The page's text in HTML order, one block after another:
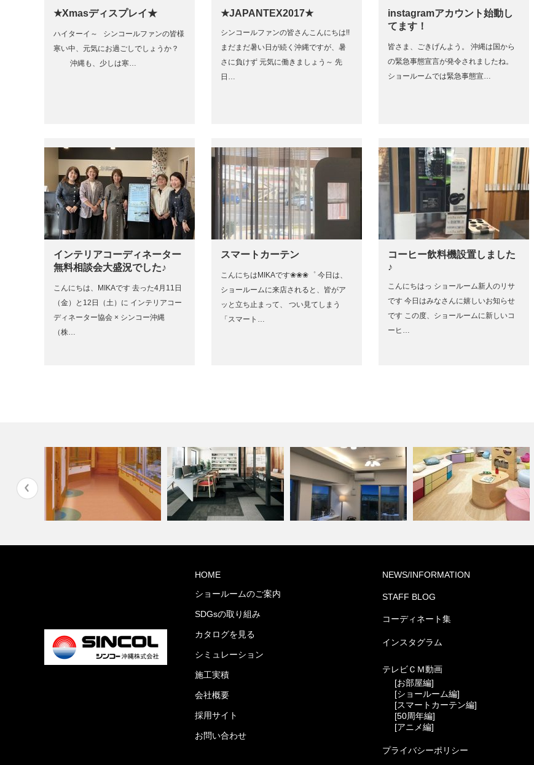
★Xmasディスプレイ★
ハイターイ～ シンコールファンの皆様
寒い中、元気にお過ごしでしょうか？
沖縄も、少しは寒…
★JAPANTEX2017★
シンコールファンの皆さんこんにちは!!
まだまだ暑い日が続く沖縄ですが、暑
さに負けず 元気に働きましょう～ 先
日…
instagramアカウント始動し
てます！
皆さま、ごきげんよう。 沖縄は国から
の緊急事態宣言が発令されましたね。
ショールームでは緊急事態宣…
インテリアコーディネーター
無料相談会大盛況でした♪
こんにちは、MIKAです 去った4月11日
（金）と12日（土）に インテリアコー
ディネーター協会 × シンコー沖縄
（株…
スマートカーテン
こんにちはMIKAです❀❀❀゜ 今日は、
ショールームに来店されると、皆がア
ッと立ち止まって、 つい見てしまう
「スマート…
コーヒー飲料機設置しました
♪
こんにちはっ ショールーム新人のリサ
です 今日はみなさんに嬉しいお知らせ
です この度、ショールームに新しいコ
ーヒ…
ネート集)
集)
HOME
ショールームのご案内
SDGsの取り組み
カタログを見る
シミュレーション
施工実積
会社概要
採用サイト
お問い合わせ
NEWS/INFORMATION
STAFF BLOG
コーディネート集
インスタグラム
テレビＣＭ動画
[お部屋編]
[ショールーム編]
[スマートカーテン編]
[50周年編]
[アニメ編]
プライバシーポリシー